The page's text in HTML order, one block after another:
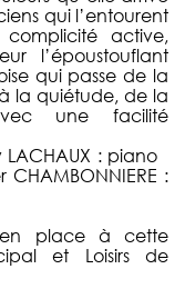
qui l’entourent
active,
l’époustouflant
qui passe de la
la quiétude, de la
une facilité
LACHAUX : piano
CHAMBONNIERE :
en place à cette
et Loisirs de